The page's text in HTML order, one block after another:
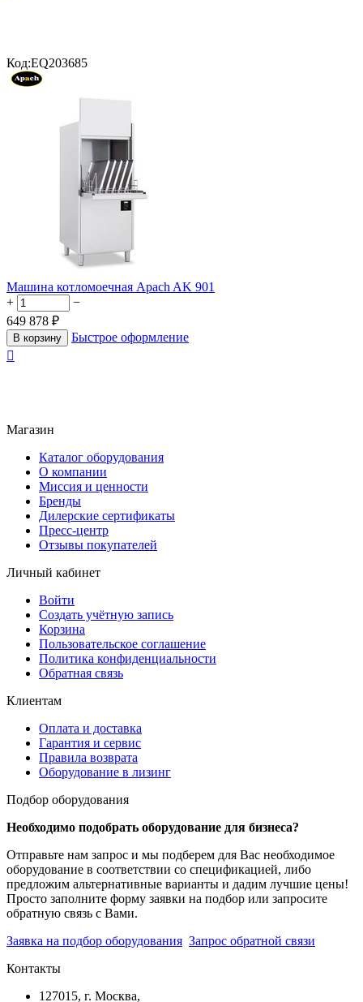
Код:EQ203685
Машина котломоечная Apach AK 901
+
−
649 878 ₽
В корзину
Быстрое оформление

Магазин
Каталог оборудования
О компании
Миссия и ценности
Бренды
Дилерские сертификаты
Пресс-центр
Отзывы покупателей
Личный кабинет
Войти
Создать учётную запись
Корзина
Пользовательское соглашение
Политика конфиденциальности
Обратная связь
Клиентам
Оплата и доставка
Гарантия и сервис
Правила возврата
Оборудование в лизинг
Подбор оборудования
Необходимо подобрать оборудование для бизнеса?
Отправьте нам запрос и мы подберем для Вас необходимое
оборудование в соответствии со спецификацией, либо
предложим альтернативные варианты и дадим лучшие цены!
Просто заполните форму заявки на подбор или запросите
обратную связь с Вами.
Заявка на подбор оборудования Запрос обратной связи
Контакты
127015, г. Москва,